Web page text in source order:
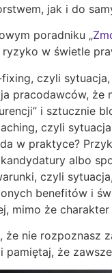
jak i do
poradniku „
w świetle
czyli
pracodawców, że
i sztucznie
czyli
w praktyce?
albo
czyli
benefitów i
mimo że
że nie rozpoznasz
pamiętaj, że